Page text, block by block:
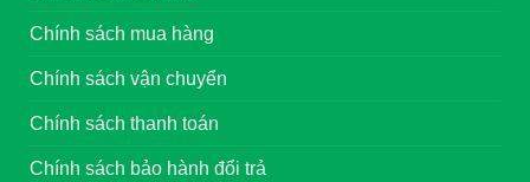
Chính sách mua hàng
Chính sách vận chuyển
Chính sách thanh toán
Chính sách bảo hành đổi trả